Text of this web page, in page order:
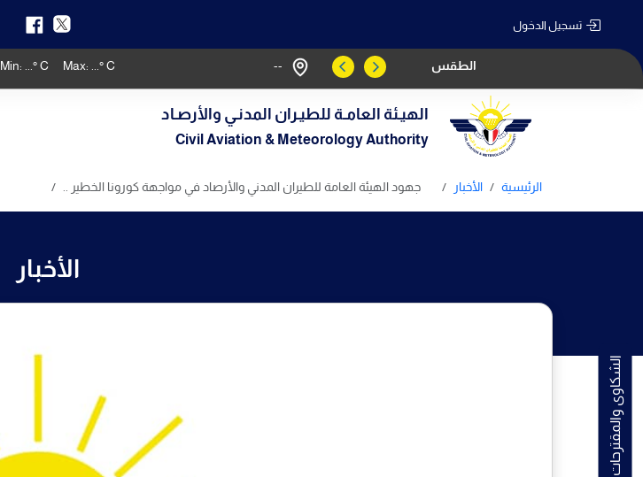
تسجيل الدخول
الطقس --
Max: ° C
Min: ° C
الهيـئة العامـة للطيـران المدنـي والأرصـاد
Civil Aviation & Meteorology Authority
الشكاوى والمقترحات
الرئيسية الأخبار جهود الهيئة العامة للطيران المدني والأرصاد في مواجهة كورونا الخطير ..
الأخبار